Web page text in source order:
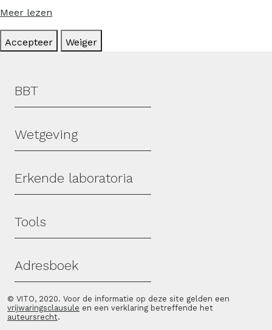
Meer lezen
Accepteer Weiger
Hoofdmenu
BBT
Wetgeving
Erkende laboratoria
Tools
Adresboek
© VITO, 2020. Voor de informatie op deze site gelden een
vrijwaringsclausule en een verklaring betreffende het
auteursrecht.